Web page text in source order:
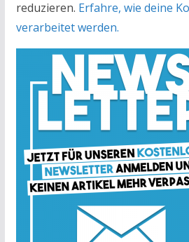
reduzieren. Erfahre, wie deine
verarbeitet werden.